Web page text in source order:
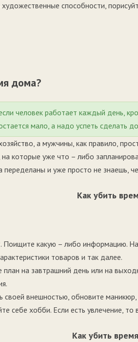
художественные способности,
дома?
человек работает каждый день,
мало, а надо успеть сделать
а мужчины, как правило,
которые уже что – либо
и уже просто не знаешь,
Как убить
Поищите какую – либо информацию.
товаров и так далее.
план на завтрашний день или на
своей внешностью, обновите
себе хобби. Если есть увлечение,
Как убить